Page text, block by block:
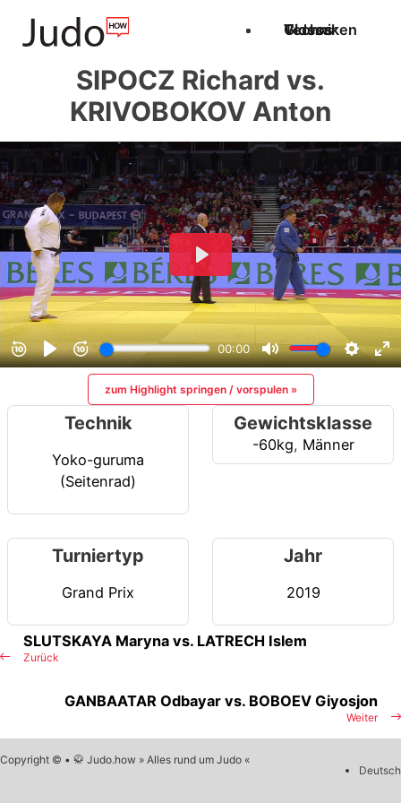
Techniken
Videos
Glossar
SIPOCZ Richard vs.
KRIVOBOKOV Anton
zum Highlight springen / vorspulen »
Technik
Yoko-guruma
(Seitenrad)
Gewichtsklasse
-60kg, Männer
Turniertyp
Grand Prix
Jahr
2019
Zurück
SLUTSKAYA Maryna vs. LATRECH Islem
Weiter
GANBAATAR Odbayar vs. BOBOEV Giyosjon
Copyright © • 🥋 Judo.how » Alles rund um Judo «
Deutsch